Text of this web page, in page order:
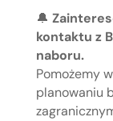
🔔
kontaktu z
naboru.
Pomożemy
planowaniu